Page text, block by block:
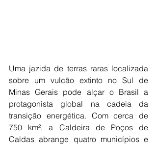
Uma jazida de terras raras localizada
sobre um vulcão extinto no Sul de
Minas Gerais pode alçar o Brasil a
protagonista global na cadeia da
transição energética. Com cerca de
750 km², a Caldeira de Poços de
Caldas abrange quatro municípios e